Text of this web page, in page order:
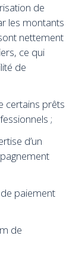
de
les montants
nettement
ce qui
de
certains prêts
;
d’un
paiement
de